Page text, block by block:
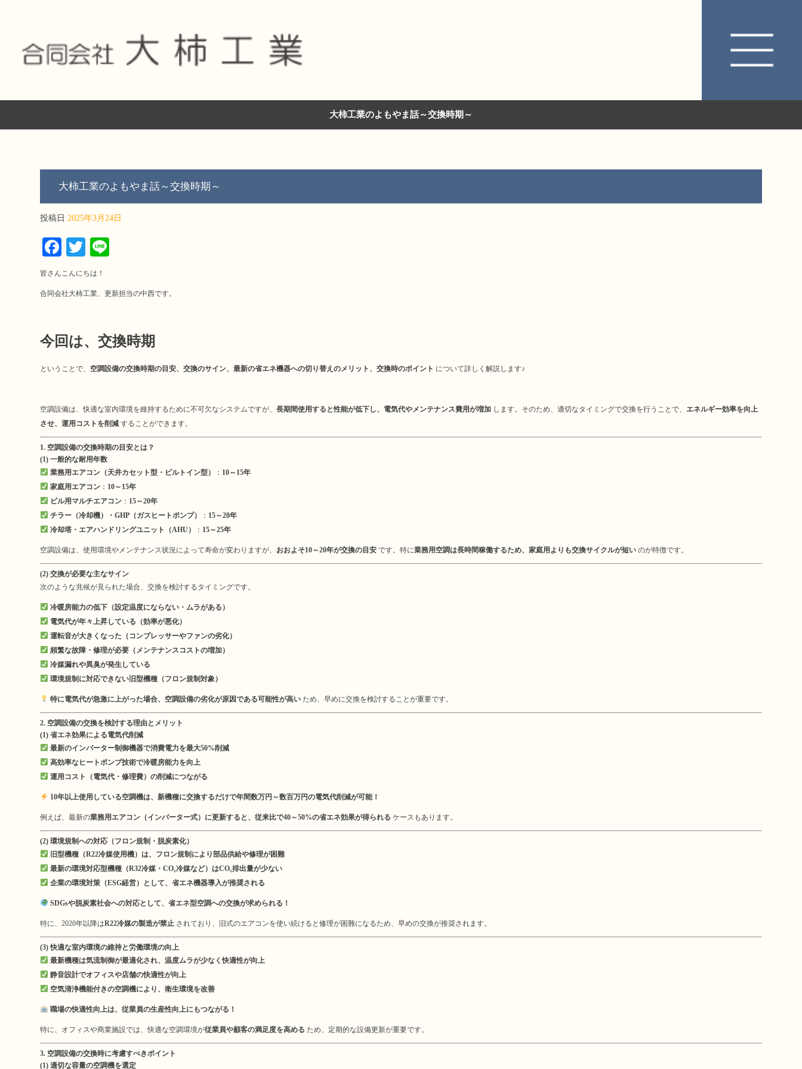
大柿工業のよもやま話～交換時期～
大柿工業のよもやま話～交換時期～
投稿日 2025年3月24日
Fa
ce
bo
ok
T
wi
tte
皆さんこんにちは！
合同会社大柿工業、更新担当の中西です。
今回は、交換時期
ということで、 空調設備の交換時期の目安、交換のサイン、最新の省エネ機器への切り替えのメリット、交換時のポイント について詳しく解説します♪
空調設備は、快適な室内環境を維持するために不可欠なシステムですが、長期間使用すると性能が低下し、電気代やメンテナンス費用が増加 します。そのため、適切なタイミングで交換を行うことで、 エネルギー効率を向上
させ、運用コストを削減 することができます。
1. 空調設備の交換時期の目安とは？
(1) 一般的な耐用年数
業務用エアコン（天井カセット型・ビルトイン型）
： 10～15年
家庭用エアコン： 10～15年
ビル用マルチエアコン： 15～20年
チラー（冷却機）・GHP（ガスヒートポンプ）
： 15～20年
冷却塔・エアハンドリングユニット（AHU）
： 15～25年
空調設備は、使用環境やメンテナンス状況によって寿命が変わりますが、 おおよそ10～20年が交換の目安 です。特に業務用空調は長時間稼働するため、家庭用よりも交換サイクルが短い のが特徴です。
(2) 交換が必要な主なサイン
次のような兆候が見られた場合、交換を検討するタイミングです。
冷暖房能力の低下（設定温度にならない・ムラがある）
電気代が年々上昇している（効率が悪化）
運転音が大きくなった（コンプレッサーやファンの劣化）
頻繁な故障・修理が必要（メンテナンスコストの増加）
冷媒漏れや異臭が発生している
環境規制に対応できない旧型機種（フロン規制対象）
特に電気代が急激に上がった場合、空調設備の劣化が原因である可能性が高いため、早めに交換を検討することが重要です。
2. 空調設備の交換を検討する理由とメリット
(1) 省エネ効果による電気代削減
最新のインバーター制御機器で消費電力を最大50%削減
高効率なヒートポンプ技術で冷暖房能力を向上
運用コスト（電気代・修理費）の削減につながる
10年以上使用している空調機は、新機種に交換するだけで年間数万円～数百万円の電気代削減が可能！
例えば、最新の業務用エアコン（インバーター式）に更新すると、従来比で40～50%の省エネ効果が得られる ケースもあります。
(2) 環境規制への対応（フロン規制・脱炭素化）
旧型機種（R22冷媒使用機）は、フロン規制により部品供給や修理が困難
最新の環境対応型機種（R32冷媒・CO₂冷媒など）はCO₂排出量が少ない
企業の環境対策（ESG経営）として、省エネ機器導入が推奨される
SDGsや脱炭素社会への対応として、省エネ型空調への交換が求められる！
特に、2020年以降はR22冷媒の製造が禁止 されており、旧式のエアコンを使い続けると修理が困難になるため、早めの交換が推奨されます。
(3) 快適な室内環境の維持と労働環境の向上
最新機種は気流制御が最適化され、温度ムラが少なく快適性が向上
静音設計でオフィスや店舗の快適性が向上
空気清浄機能付きの空調機により、衛生環境を改善
職場の快適性向上は、従業員の生産性向上にもつながる！
特に、オフィスや商業施設では、快適な空調環境が従業員や顧客の満足度を高める ため、定期的な設備更新が重要です。
3. 空調設備の交換時に考慮すべきポイント
(1) 適切な容量の空調機を選定